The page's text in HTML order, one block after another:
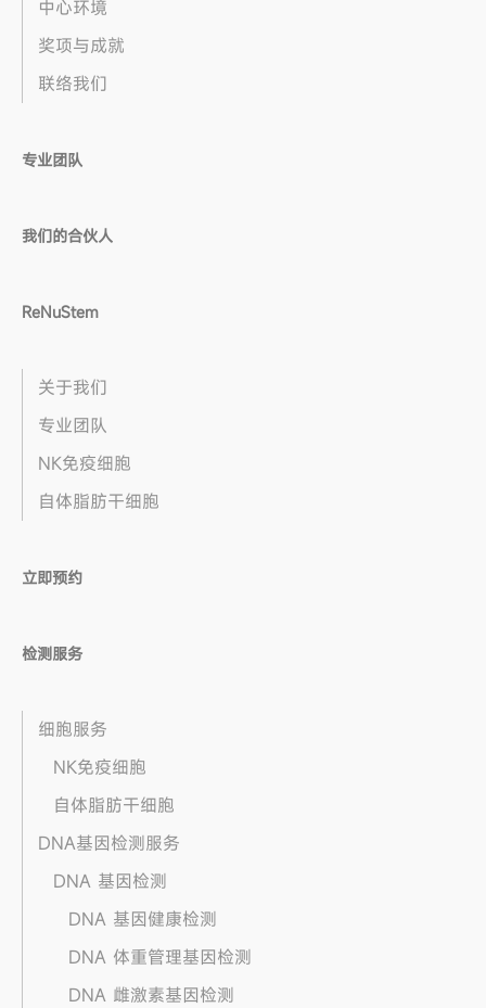
中心环境
奖项与成就
联络我们
专业团队
我们的合伙人
ReNuStem
关于我们
专业团队
NK免疫细胞
自体脂肪干细胞
立即预约
检测服务
细胞服务
NK免疫细胞
自体脂肪干细胞
DNA基因检测服务
DNA 基因检测
DNA 基因健康检测
DNA 体重管理基因检测
DNA 雌激素基因检测